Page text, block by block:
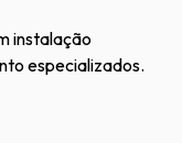
instalação
especializados.